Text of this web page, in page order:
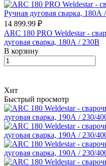
14 899.99 ₽
ARC 180 PRO Weldestar -
дуговая сварка, 180А / 230В
В корзину
Хит
Быстрый просмотр